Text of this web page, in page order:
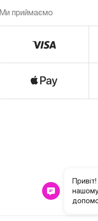
Ми приймаємо